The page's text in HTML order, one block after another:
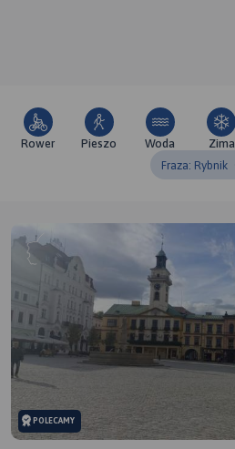
Rower Pieszo Woda Zima
Fraza: Rybnik
POLECAMY